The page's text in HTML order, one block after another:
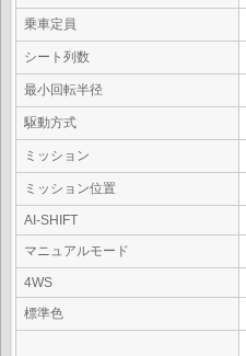
乗車定員
シート列数
最小回転半径
駆動方式
ミッション
ミッション位置
AI-SHIFT
マニュアルモード
4WS
標準色